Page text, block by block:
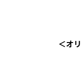
＜オ